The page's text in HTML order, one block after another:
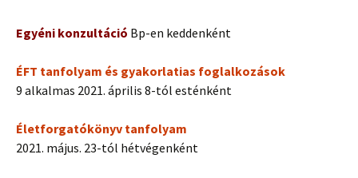
Egyéni konzultáció Bp-en keddenként
ÉFT tanfolyam és gyakorlatias foglalkozások
9 alkalmas 2021. április 8-tól esténként
Életforgatókönyv tanfolyam
2021. május. 23-tól hétvégenként